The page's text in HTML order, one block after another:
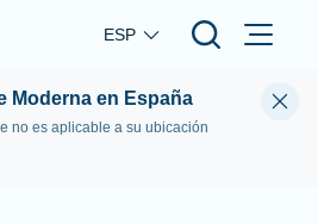
Skip to main content
ESP
Moderna en España
no es aplicable a su ubicación